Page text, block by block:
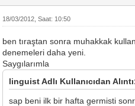
18/03/2012, Saat: 10:50
ben tıraştan sonra muhakkak
denemeleri daha yeni.
Saygılarımla
linguist Adlı Kullanıcıdan
sap beni ilk bir hafta germisti